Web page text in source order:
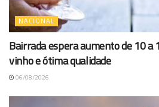
NACIONAL
Bairrada espera aumento de 10 a
vinho e ótima qualidade
06/08/2026